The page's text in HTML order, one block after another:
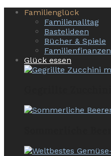
Familienglück
Familienalltag
Bastelideen
Bücher & Spiele
Familienfinanzen
Glück essen